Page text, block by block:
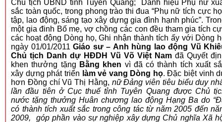
Chủ tịch UBND tỉnh Tuyên Quang; Danh hiệu Phụ nữ
sắc toàn quốc, trong phong trào thi đua “Phụ nữ tích cực
tập, lao động, sáng tạo xây dựng gia đình hạnh phúc”.
một gia đinh Bố mẹ, vợ chồng các con đều tham gia tích
các hoạt động Dòng họ, Ghi nhận thành tích ấy với Dòng
ngày 01/01/2011Giáo sư – Anh hùng lao động Vũ
Chủ tịch Danh dự HĐDH Vũ Võ Việt Nam đã Quyết
khen thưởng tặng Bằng khen vì đã có thành tích xuất
xây dựng phát triển làm vẻ vang Dòng họ. Đặc biệt vinh
hơn Đồng chí Vũ Thị Hằng, nữ Đảng viên tiêu biểu duy
lần đầu tiên ở Cục thuế tỉnh Tuyên Quang được Chủ
nước tặng thưởng Huân chương lao động Hạng Ba do
có thành tích xuất sắc trong công tác từ năm 2005 đến
2009, góp phần vào sự nghiệp xây dựng Chủ nghĩa Xã